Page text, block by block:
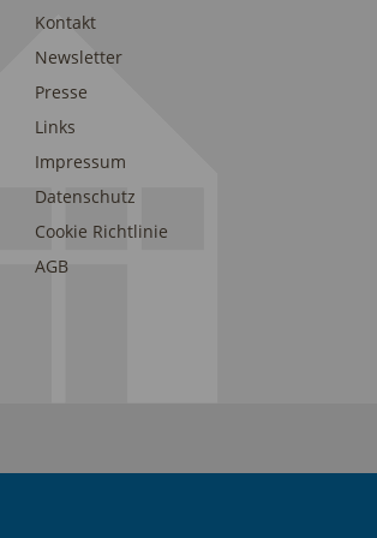
Kontakt
Newsletter
Presse
Links
Impressum
Datenschutz
Cookie Richtlinie
AGB